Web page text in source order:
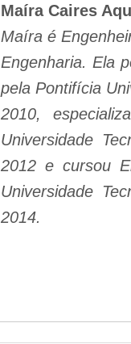
Maíra Caires
Maíra é
Engenharia. Ela
pela Pontifícia
2010,
Universidade
2012 e cursou
Universidade
2014.